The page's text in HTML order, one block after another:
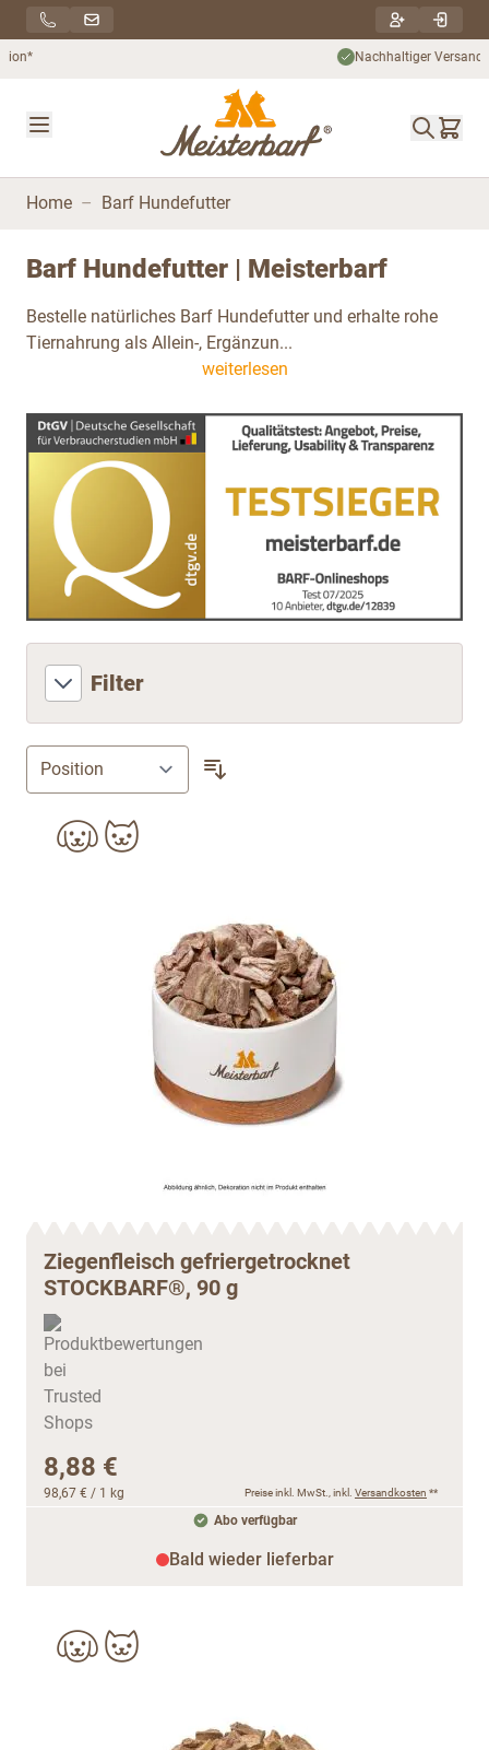
Direkt zum Inhalt
Home – Barf Hundefutter
Barf Hundefutter | Meisterbarf
Bestelle natürliches Barf Hundefutter und erhalte rohe
Tiernahrung als Allein-, Ergänzun...
weiterlesen
Filter
Ziegenfleisch gefriergetrocknet
STOCKBARF®, 90 g
8,88 €
98,67 € / 1 kg Preise inkl. MwSt., inkl. Versandkosten **
Abo verfügbar
Bald wieder lieferbar